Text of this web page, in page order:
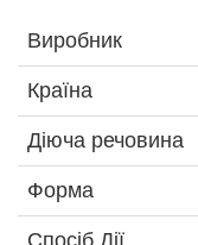
Виробник
Країна
Діюча речовина
Форма